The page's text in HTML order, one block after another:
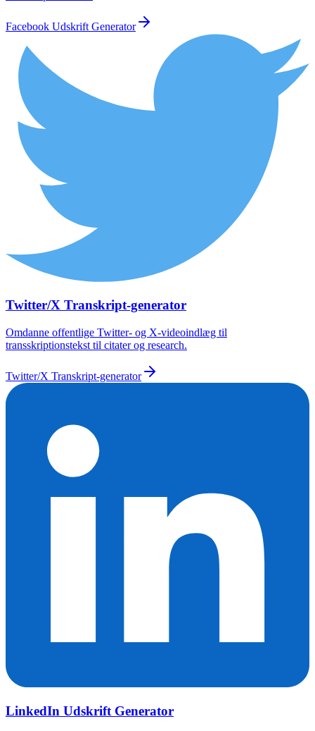
Facebook Udskrift Generator
Twitter/X Transkript-generator
Omdanne offentlige Twitter- og X-videoindlæg til
transskriptionstekst til citater og research.
Twitter/X Transkript-generator
LinkedIn Udskrift Generator